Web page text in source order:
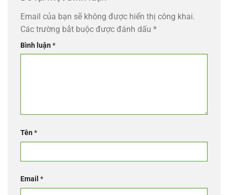
Email của bạn sẽ không được hiển thị công khai.
Các trường bắt buộc được đánh dấu *
Bình luận*
Tên*
Email *